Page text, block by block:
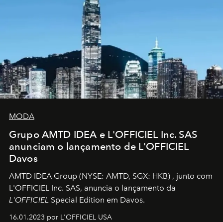
MODA
Grupo AMTD IDEA e L'OFFICIEL Inc. SAS
anunciam o lançamento de L'OFFICIEL
Davos
AMTD IDEA Group (NYSE: AMTD, SGX: HKB) , junto com
L'OFFICIEL Inc. SAS, anuncia o lançamento da
L'OFFICIEL Special Edition em Davos.
16.01.2023 por L'OFFICIEL USA